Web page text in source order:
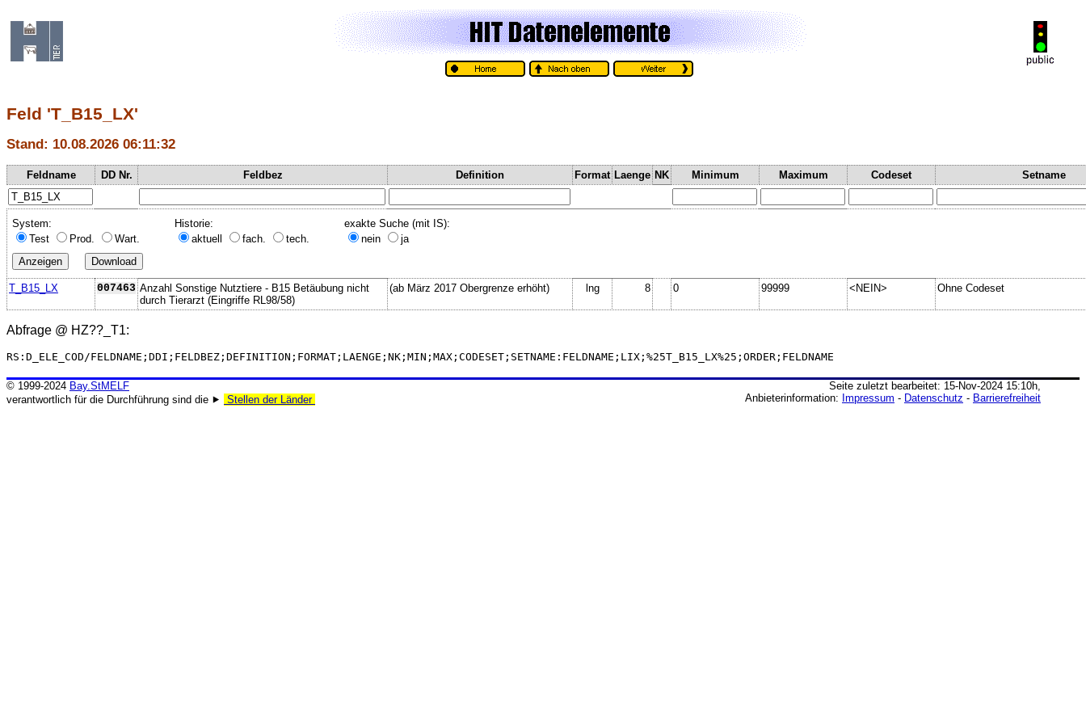
Feld 'T_B15_LX'
Stand: 10.08.2026 06:11:32
Feldname DD Nr. Feldbez Definition Format Laenge NK Minimum Maximum Codeset Setname
System:
Test
Prod. Wart.
Historie:
aktuell
fach. tech.
exakte Suche (mit IS):
nein
ja
T_B15_LX 007463 Anzahl Sonstige Nutztiere - B15 Betäubung nicht
durch Tierarzt (Eingriffe RL98/58)
(ab März 2017 Obergrenze erhöht) lng 8 0 99999 <NEIN> Ohne Codeset
Abfrage @ HZ??_T1:
RS:D_ELE_COD/FELDNAME;DDI;FELDBEZ;DEFINITION;FORMAT;LAENGE;NK;MIN;MAX;CODESET;SETNAME:FELDNAME;LIX;%25T_B15_LX%25;ORDER;FELDNAME
Seite zuletzt bearbeitet: 15-Nov-2024 15:10h,
Anbieterinformation: Impressum - Datenschutz - Barrierefreiheit
© 1999-2024 Bay.StMELF
verantwortlich für die Durchführung sind die ⯈
Stellen der Länder